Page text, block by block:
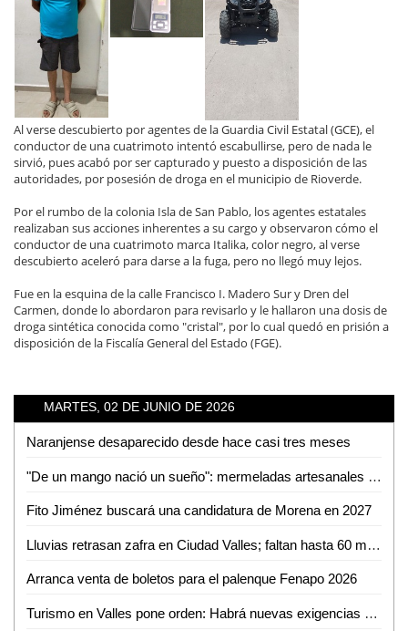
Al verse descubierto por agentes de la Guardia Civil Estatal (GCE), el
conductor de una cuatrimoto intentó escabullirse, pero de nada le
sirvió, pues acabó por ser capturado y puesto a disposición de las
autoridades, por posesión de droga en el municipio de Rioverde.
Por el rumbo de la colonia Isla de San Pablo, los agentes estatales
realizaban sus acciones inherentes a su cargo y observaron cómo el
conductor de una cuatrimoto marca Italika, color negro, al verse
descubierto aceleró para darse a la fuga, pero no llegó muy lejos.
Fue en la esquina de la calle Francisco I. Madero Sur y Dren del
Carmen, donde lo abordaron para revisarlo y le hallaron una dosis de
droga sintética conocida como "cristal", por lo cual quedó en prisión a
disposición de la Fiscalía General del Estado (FGE).
MARTES, 02 DE JUNIO DE 2026
Naranjense desaparecido desde hace casi tres meses
"De un mango nació un sueño": mermeladas artesanales de Cerritos ya llegan hasta EUA
Fito Jiménez buscará una candidatura de Morena en 2027
Lluvias retrasan zafra en Ciudad Valles; faltan hasta 60 mil toneladas por cosechar
Arranca venta de boletos para el palenque Fenapo 2026
Turismo en Valles pone orden: Habrá nuevas exigencias para Airbnb, guías y parajes